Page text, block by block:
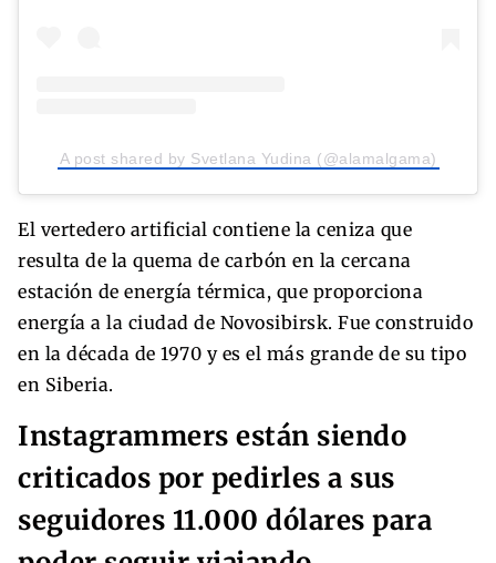
A post shared by Svetlana Yudina (@alamalgama)
El vertedero artificial contiene la ceniza que
resulta de la quema de carbón en la cercana
estación de energía térmica, que proporciona
energía a la ciudad de Novosibirsk. Fue construido
en la década de 1970 y es el más grande de su tipo
en Siberia.
Instagrammers están siendo
criticados por pedirles a sus
seguidores 11.000 dólares para